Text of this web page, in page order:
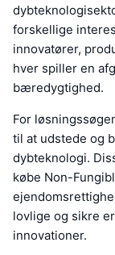
forskellige
innovatører,
hver spiller en
bæredygtighed.
For
til at udstede og
dybteknologi.
købe Non-
lovlige og sikre
innovationer.